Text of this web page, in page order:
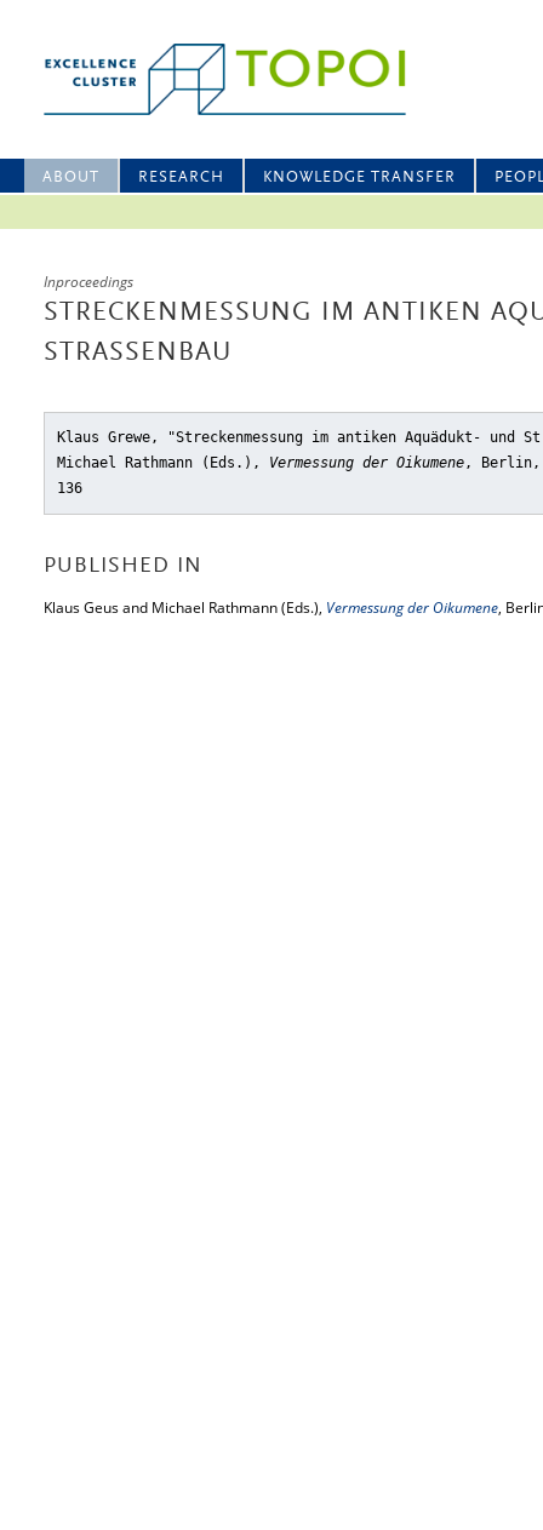
ABOUT RESEARCH KNOWLEDGE TRANSFER
Inproceedings
STRECKENMESSUNG IM ANTIKEN
STRASSENBAU
Klaus Grewe, "Streckenmessung im antiken Aquädukt- und
Michael Rathmann (Eds.), Vermessung der Oikumene, Berlin,
136
PUBLISHED IN
Klaus Geus and Michael Rathmann (Eds.), Vermessung der Oikumene,